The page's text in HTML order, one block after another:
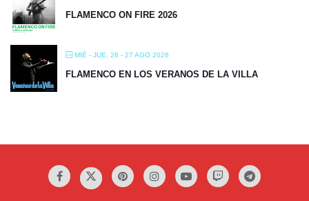
FLAMENCO ON FIRE 2026
MIÉ - JUE, 26 - 27 AGO 2026
FLAMENCO EN LOS VERANOS DE LA VILLA